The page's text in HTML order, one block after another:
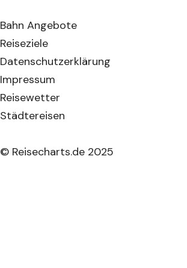
Bahn Angebote
Reiseziele
Datenschutzerklärung
Impressum
Reisewetter
Städtereisen
© Reisecharts.de 2025